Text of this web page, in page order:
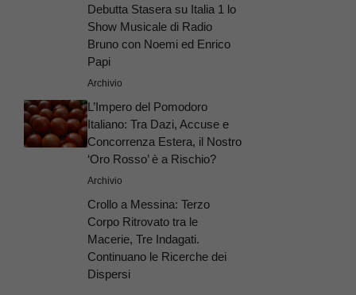
Debutta Stasera su Italia 1 lo
Show Musicale di Radio
Bruno con Noemi ed Enrico
Papi
Archivio
L’Impero del Pomodoro
Italiano: Tra Dazi, Accuse e
Concorrenza Estera, il Nostro
‘Oro Rosso’ è a Rischio?
Archivio
Crollo a Messina: Terzo
Corpo Ritrovato tra le
Macerie, Tre Indagati.
Continuano le Ricerche dei
Dispersi